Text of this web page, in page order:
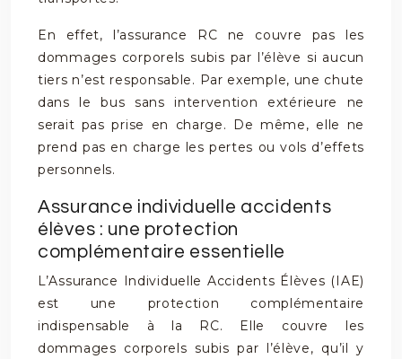
En effet, l’assurance RC ne couvre pas les
dommages corporels subis par l’élève si aucun
tiers n’est responsable. Par exemple, une chute
dans le bus sans intervention extérieure ne
serait pas prise en charge. De même, elle ne
prend pas en charge les pertes ou vols d’effets
personnels.
Assurance individuelle accidents
élèves : une protection
complémentaire essentielle
L’Assurance Individuelle Accidents Élèves (IAE)
est une protection complémentaire
indispensable à la RC. Elle couvre les
dommages corporels subis par l’élève, qu’il y